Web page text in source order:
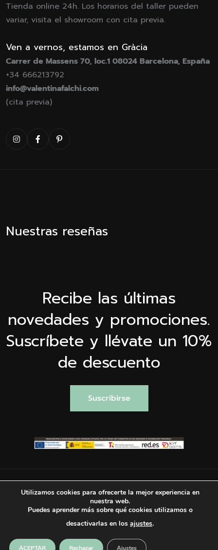
Tienda online 24h. Los horarios del taller pueden
variar, visita el showroom con cita previa.
Ven a vernos, estamos en Gràcia
Carrer de Massens 70, loc.1 08024 Barcelona, España
+34 666213792
info@valentinafalchi.com
(cita previa)
Nuestras reseñas
Recibe las últimas
novedades y promociones.
Suscríbete y llévate un 10%
de descuento
Suscribirse
© copyright 2025 Valentina Falchi. Todos los derechos
Utilizamos cookies para ofrecerte la mejor experiencia en
nuestra web.
Puedes aprender más sobre qué cookies utilizamos o
desactivarlas en los ajustes.
ACEPTAR Rechazar Ajustes